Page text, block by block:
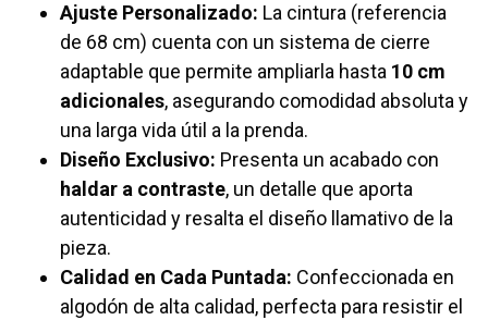
Ajuste Personalizado: La cintura (referencia
de 68 cm) cuenta con un sistema de cierre
adaptable que permite ampliarla hasta 10 cm
adicionales, asegurando comodidad absoluta y
una larga vida útil a la prenda.
Diseño Exclusivo: Presenta un acabado con
haldar a contraste, un detalle que aporta
autenticidad y resalta el diseño llamativo de la
pieza.
Calidad en Cada Puntada: Confeccionada en
algodón de alta calidad, perfecta para resistir el